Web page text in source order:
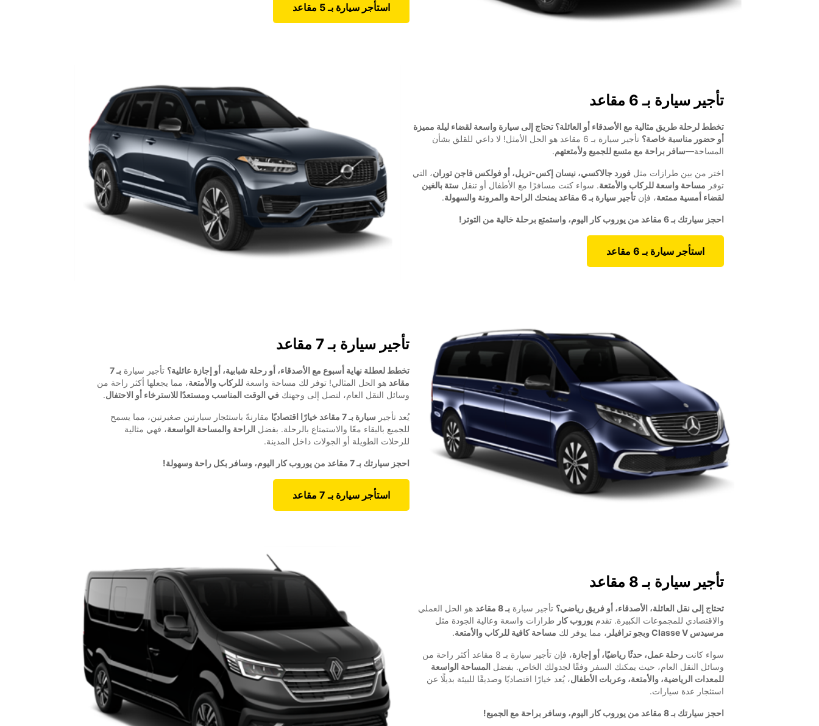
استأجر سيارة بـ 5 مقاعد
تأجير سيارة بـ 6 مقاعد
تخطط لرحلة طريق مثالية مع الأصدقاء أو العائلة؟ تحتاج إلى سيارة واسعة لقضاء ليلة مميزة
أو حضور مناسبة خاصة؟
تأجير سيارة بـ 6 مقاعد هو الحل الأمثل! لا داعي للقلق بشأن
المساحة—سافر براحة مع متسع للجميع ولأمتعتهم.
اختر من بين طرازات مثل فورد جالاكسي، نيسان إكس-تريل، أو فولكس فاجن توران، التي
توفر مساحة واسعة للركاب والأمتعة. سواء كنت مسافرًا مع الأطفال أو تنقل ستة بالغين
لقضاء أمسية ممتعة، فإن تأجير سيارة بـ 6 مقاعد يمنحك الراحة والمرونة والسهولة .
احجز سيارتك بـ 6 مقاعد من يوروب كار اليوم، واستمتع برحلة خالية من التوتر!
استأجر سيارة بـ 6 مقاعد
تأجير سيارة بـ 7 مقاعد
تخطط لعطلة نهاية أسبوع مع الأصدقاء، أو رحلة شبابية، أو إجازة عائلية؟ تأجير سيارة
بـ 7
مقاعد هو الحل المثالي! توفر لك مساحة واسعة للركاب والأمتعة، مما يجعلها أكثر راحة من
وسائل النقل العام، لتصل إلى وجهتك في الوقت المناسب ومستعدًا للاسترخاء أو الاحتفال.
يُعد تأجير سيارة بـ 7 مقاعد خيارًا اقتصاديًا
مقارنةً باستئجار سيارتين صغيرتين، مما يسمح
للجميع بالبقاء معًا والاستمتاع بالرحلة. بفضل الراحة والمساحة الواسعة، فهي مثالية
للرحلات الطويلة أو الجولات داخل المدينة.
احجز سيارتك بـ 7 مقاعد من يوروب كار اليوم، وسافر بكل راحة وسهولة!
استأجر سيارة بـ 7 مقاعد
تأجير سيارة بـ 8 مقاعد
تحتاج إلى نقل العائلة، الأصدقاء، أو فريق رياضي؟ تأجير سيارة بـ 8 مقاعد
هو الحل العملي
والاقتصادي للمجموعات الكبيرة. تقدم يوروب كار طرازات واسعة وعالية الجودة مثل
مرسيدس Classe V وبجو ترافيلر
، مما يوفر لك مساحة كافية للركاب والأمتعة.
سواء كانت رحلة عمل، حدثًا رياضيًا، أو إجازة
، فإن تأجير سيارة بـ 8 مقاعد أكثر راحة من
وسائل النقل العام، حيث يمكنك السفر وفقًا لجدولك الخاص. بفضل المساحة الواسعة
للمعدات الرياضية، والأمتعة، وعربات الأطفال، يُعد خيارًا اقتصاديًا وصديقًا للبيئة بديلًا عن
استئجار عدة سيارات.
احجز سيارتك بـ 8 مقاعد من يوروب كار اليوم، وسافر براحة مع الجميع!